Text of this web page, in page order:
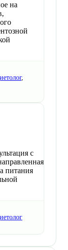
на
,
с
питания